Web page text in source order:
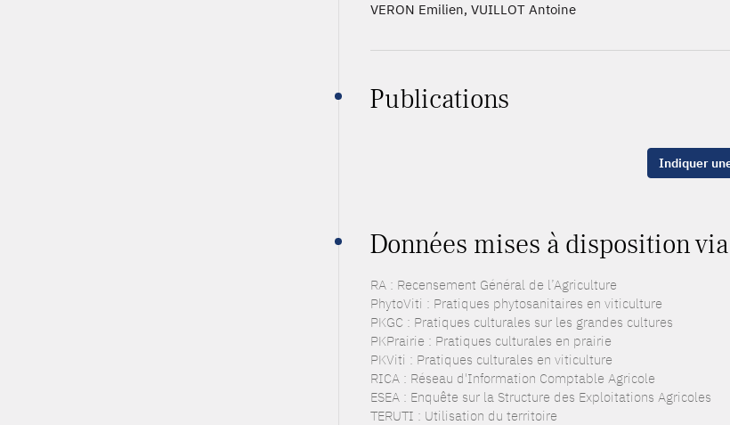
VERON Emilien, VUILLOT Antoine
Publications
Indiquer
Données mises à disposition
RA : Recensement Général de l’Agriculture
PhytoViti : Pratiques phytosanitaires en viticulture
PKGC : Pratiques culturales sur les grandes cultures
PKPrairie : Pratiques culturales en prairie
PKViti : Pratiques culturales en viticulture
RICA : Réseau d'Information Comptable Agricole
ESEA : Enquête sur la Structure des Exploitations Agricoles
TERUTI : Utilisation du territoire